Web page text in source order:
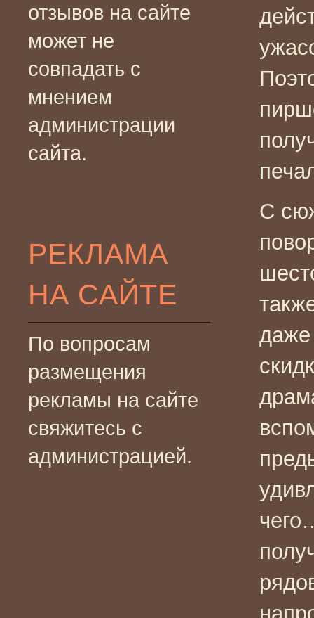
отзывов на сайте
может не
совпадать с
мнением
администрации
сайта.
РЕКЛАМА
НА САЙТЕ
По вопросам
размещения
рекламы на сайте
свяжитесь с
администрацией.
С